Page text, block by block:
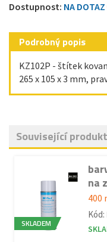
Dostupnost: NA DOTAZ
Podrobný popis
KZ102P - štítek
265 x 105 x 3 mm,
Související
SKLADEM
na
400
Kód: